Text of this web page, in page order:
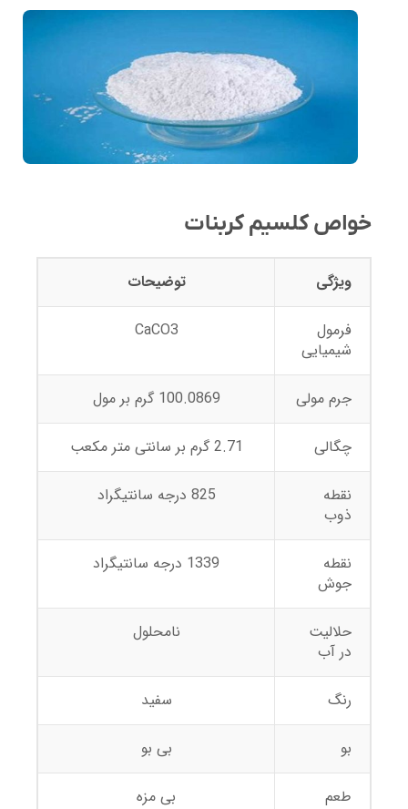
خواص کلسیم کربنات
ویژگی توضیحات
فرمول
شیمیایی
CaCO3
جرم مولی 100.0869 گرم بر مول
چگالی 2.71 گرم بر سانتی متر مکعب
نقطه
ذوب
825 درجه سانتیگراد
نقطه
جوش
1339 درجه سانتیگراد
حلالیت
در آب
نامحلول
رنگ سفید
بو بی بو
طعم بی مزه